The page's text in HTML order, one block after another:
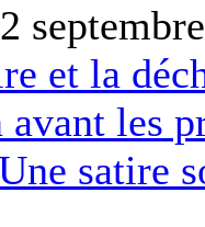
et la
avant les
satire